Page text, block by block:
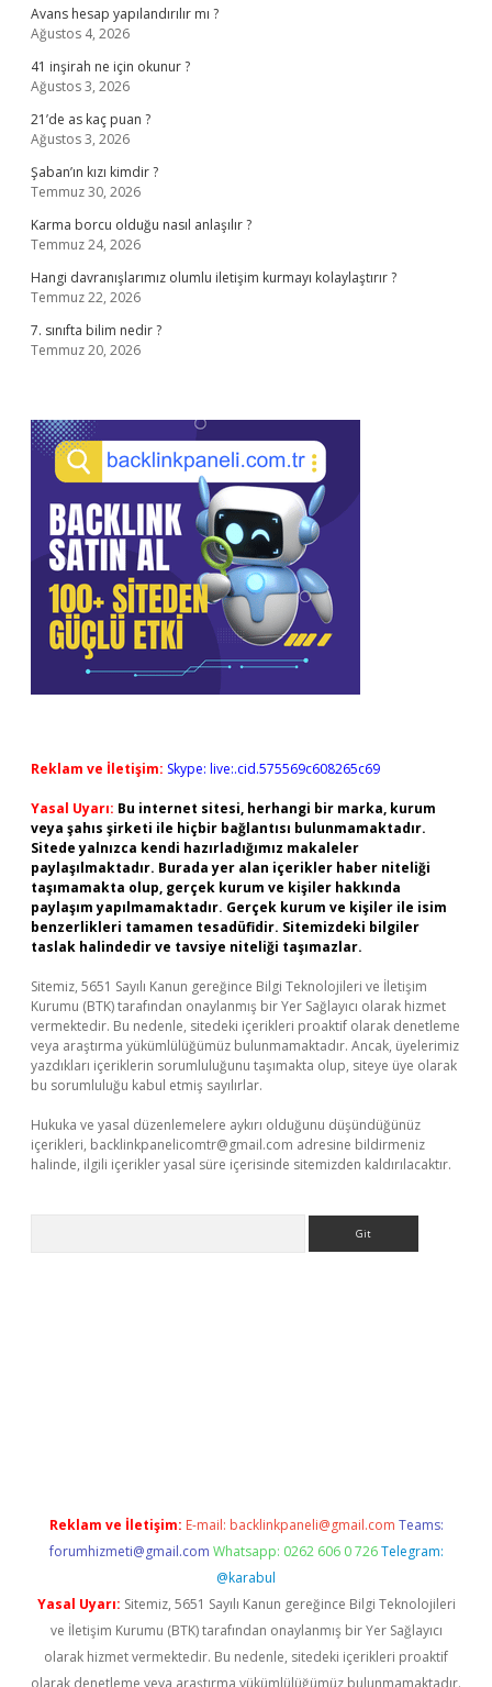
Avans hesap yapılandırılır mı ?
Ağustos 4, 2026
41 inşirah ne için okunur ?
Ağustos 3, 2026
21’de as kaç puan ?
Ağustos 3, 2026
Şaban’ın kızı kimdir ?
Temmuz 30, 2026
Karma borcu olduğu nasıl anlaşılır ?
Temmuz 24, 2026
Hangi davranışlarımız olumlu iletişim kurmayı kolaylaştırır ?
Temmuz 22, 2026
7. sınıfta bilim nedir ?
Temmuz 20, 2026
Reklam ve İletişim: Skype: live:.cid.575569c608265c69
Yasal Uyarı: Bu internet sitesi, herhangi bir marka, kurum
veya şahıs şirketi ile hiçbir bağlantısı bulunmamaktadır.
Sitede yalnızca kendi hazırladığımız makaleler
paylaşılmaktadır. Burada yer alan içerikler haber niteliği
taşımamakta olup, gerçek kurum ve kişiler hakkında
paylaşım yapılmamaktadır. Gerçek kurum ve kişiler ile isim
benzerlikleri tamamen tesadüfidir. Sitemizdeki bilgiler
taslak halindedir ve tavsiye niteliği taşımazlar.
Sitemiz, 5651 Sayılı Kanun gereğince Bilgi Teknolojileri ve İletişim
Kurumu (BTK) tarafından onaylanmış bir Yer Sağlayıcı olarak hizmet
vermektedir. Bu nedenle, sitedeki içerikleri proaktif olarak denetleme
veya araştırma yükümlülüğümüz bulunmamaktadır. Ancak, üyelerimiz
yazdıkları içeriklerin sorumluluğunu taşımakta olup, siteye üye olarak
bu sorumluluğu kabul etmiş sayılırlar.
Hukuka ve yasal düzenlemelere aykırı olduğunu düşündüğünüz
içerikleri, backlinkpanelicomtr@gmail.com adresine bildirmeniz
halinde, ilgili içerikler yasal süre içerisinde sitemizden kaldırılacaktır.
Reklam ve İletişim: E-mail: backlinkpaneli@gmail.com Teams:
forumhizmeti@gmail.com Whatsapp: 0262 606 0 726 Telegram:
@karabul
Yasal Uyarı: Sitemiz, 5651 Sayılı Kanun gereğince Bilgi Teknolojileri
ve İletişim Kurumu (BTK) tarafından onaylanmış bir Yer Sağlayıcı
olarak hizmet vermektedir. Bu nedenle, sitedeki içerikleri proaktif
olarak denetleme veya araştırma yükümlülüğümüz bulunmamaktadır.